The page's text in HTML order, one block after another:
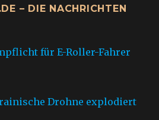
– DIE NACHRICHTEN
für E-Roller-Fahrer
Drohne explodiert